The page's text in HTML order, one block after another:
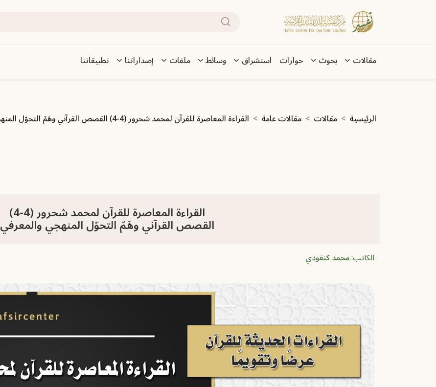
تجاوز إلى المحتوى الرئيسي
بحث
Main navigation
مقالات بحوث حوارات استشراق وسائط ملفات إصداراتنا تطبيقاتنا
مسار التنقل
الرئيسية مقالات مقالات عامة القراءة المعاصرة للقرآن لمحمد شحرور (4-4) القصص القرآني وهَمّ التحوّل المنهجي والمعرفي
القراءة المعاصرة للقرآن لمحمد شحرور (4-4)
القصص القرآني وهَمّ التحوّل المنهجي والمعرفي
الكاتب:محمد كنفودي